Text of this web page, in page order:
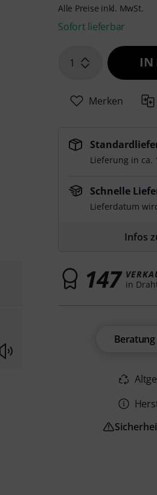
Alle Preise inkl. MwSt.
Sofort lieferbar
1 IN
Merken
Lieferung in ca.
Schnelle
Lieferdatum
Infos
147
Beratung